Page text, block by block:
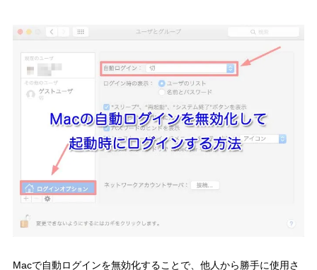
Macで自動ログインを無効化することで、他人から勝手に使用さ